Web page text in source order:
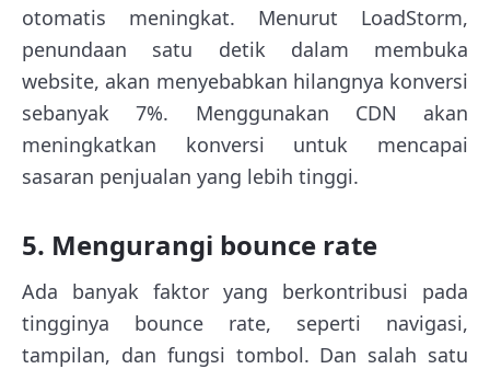
otomatis meningkat. Menurut LoadStorm,
penundaan satu detik dalam membuka
website, akan menyebabkan hilangnya konversi
sebanyak 7%. Menggunakan CDN akan
meningkatkan konversi untuk mencapai
sasaran penjualan yang lebih tinggi.
5. Mengurangi bounce rate
Ada banyak faktor yang berkontribusi pada
tingginya bounce rate, seperti navigasi,
tampilan, dan fungsi tombol. Dan salah satu